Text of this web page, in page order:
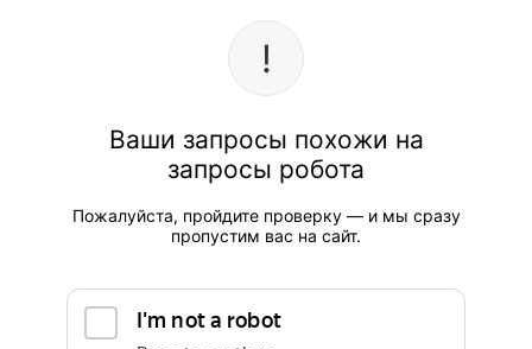
Ваши запросы похожи на
запросы робота
Пожалуйста, пройдите проверку — и мы сразу
пропустим вас на сайт.